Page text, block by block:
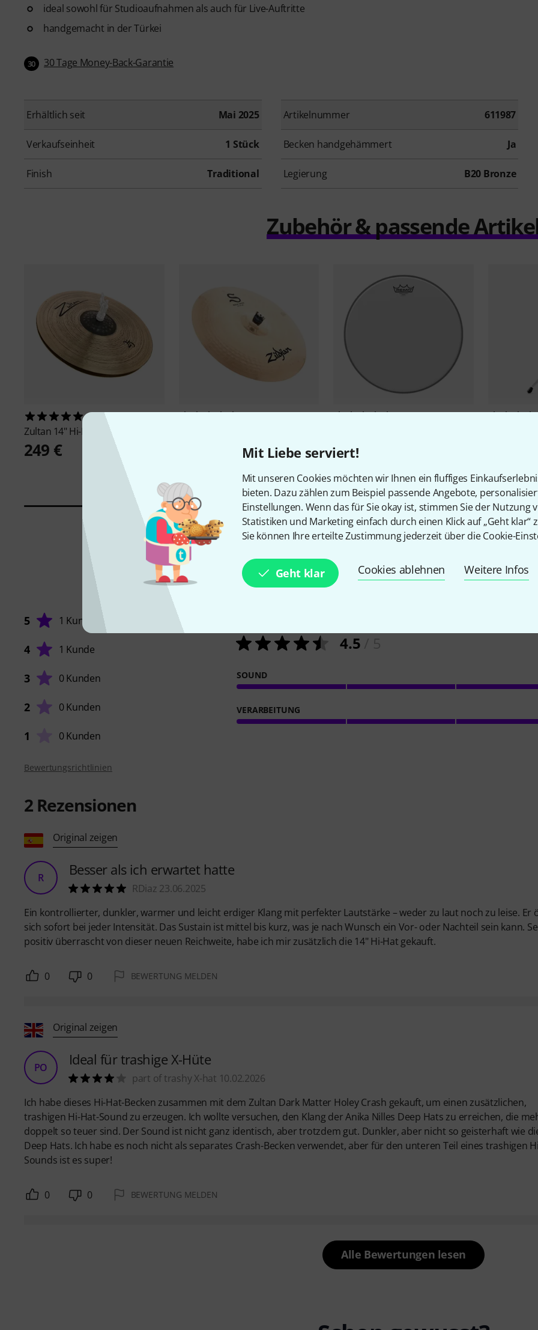
Mit Liebe serviert!
Mit unseren Cookies möchten wir Ihnen ein fluffiges
bieten. Dazu zählen zum Beispiel passende Angebote,
Einstellungen. Wenn das für Sie okay ist, stimmen Sie der Nutzung
Statistiken und Marketing einfach durch einen Klick auf „Geht klar“
Sie können Ihre erteilte Zustimmung jederzeit über die Cookie-
Geht klar Cookies ablehnen Weitere Infos
ideal sowohl für Studioaufnahmen als auch für Live-Auftritte
handgemacht in der Türkei
30 30 Tage Money-Back-Garantie
Erhältlich seit Mai 2025 Artikelnummer 611987
Verkaufseinheit 1 Stück Becken handgehämmert Ja
Finish Traditional Legierung B20 Bronze
Zubehör & passende
3
Zultan 14" Hi-Hat 25
249 €
12
2045
22,90 €
2Kundenbewertungen
5 1 Kunde
4 1 Kunde
3 0 Kunden
2 0 Kunden
1 0 Kunden
4.5
SOUND
VERARBEITUNG
Bewertungsrichtlinien
2 Rezensionen
Original zeigen
R Besser als ich erwartet hatte
RDiaz 23.06.2025
Ein kontrollierter, dunkler, warmer und leicht erdiger Klang mit perfekter Lautstärke – weder zu laut noch zu leise. Er
sich sofort bei jeder Intensität. Das Sustain ist mittel bis kurz, was je nach Wunsch ein Vor- oder Nachteil sein kann.
positiv überrascht von dieser neuen Reichweite, habe ich mir zusätzlich die 14" Hi-Hat gekauft.
0 0 BEWERTUNG MELDEN
Original zeigen
PO Ideal für trashige X-Hüte
part of trashy X-hat 10.02.2026
Ich habe dieses Hi-Hat-Becken zusammen mit dem Zultan Dark Matter Holey Crash gekauft, um einen zusätzlichen,
trashigen Hi-Hat-Sound zu erzeugen. Ich wollte versuchen, den Klang der Anika Nilles Deep Hats zu erreichen, die
doppelt so teuer sind. Der Sound ist nicht ganz identisch, aber trotzdem gut. Dunkler, aber nicht so geisterhaft wie
Deep Hats. Ich habe es noch nicht als separates Crash-Becken verwendet, aber für den unteren Teil eines trashigen
Sounds ist es super!
0 0 BEWERTUNG MELDEN
Alle Bewertungen lesen